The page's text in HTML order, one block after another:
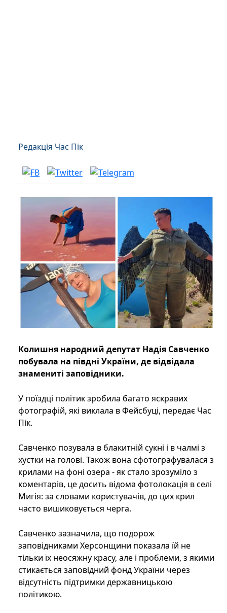
Редакція Час Пік
Колишня народний депутат Надія Савченко
побувала на півдні України, де відвідала
знамениті заповідники.
У поїздці політик зробила багато яскравих
фотографій, які виклала в Фейсбуці, передає Час
Пік.
Савченко позувала в блакитній сукні і в чалмі з
хустки на голові. Також вона сфотографувалася з
крилами на фоні озера - як стало зрозуміло з
коментарів, це досить відома фотолокація в селі
Мигія: за словами користувачів, до цих крил
часто вишиковується черга.
Савченко зазначила, що подорож
заповідниками Херсонщини показала їй не
тільки їх неосяжну красу, але і проблеми, з якими
стикається заповідний фонд України через
відсутність підтримки державницькою
політикою.